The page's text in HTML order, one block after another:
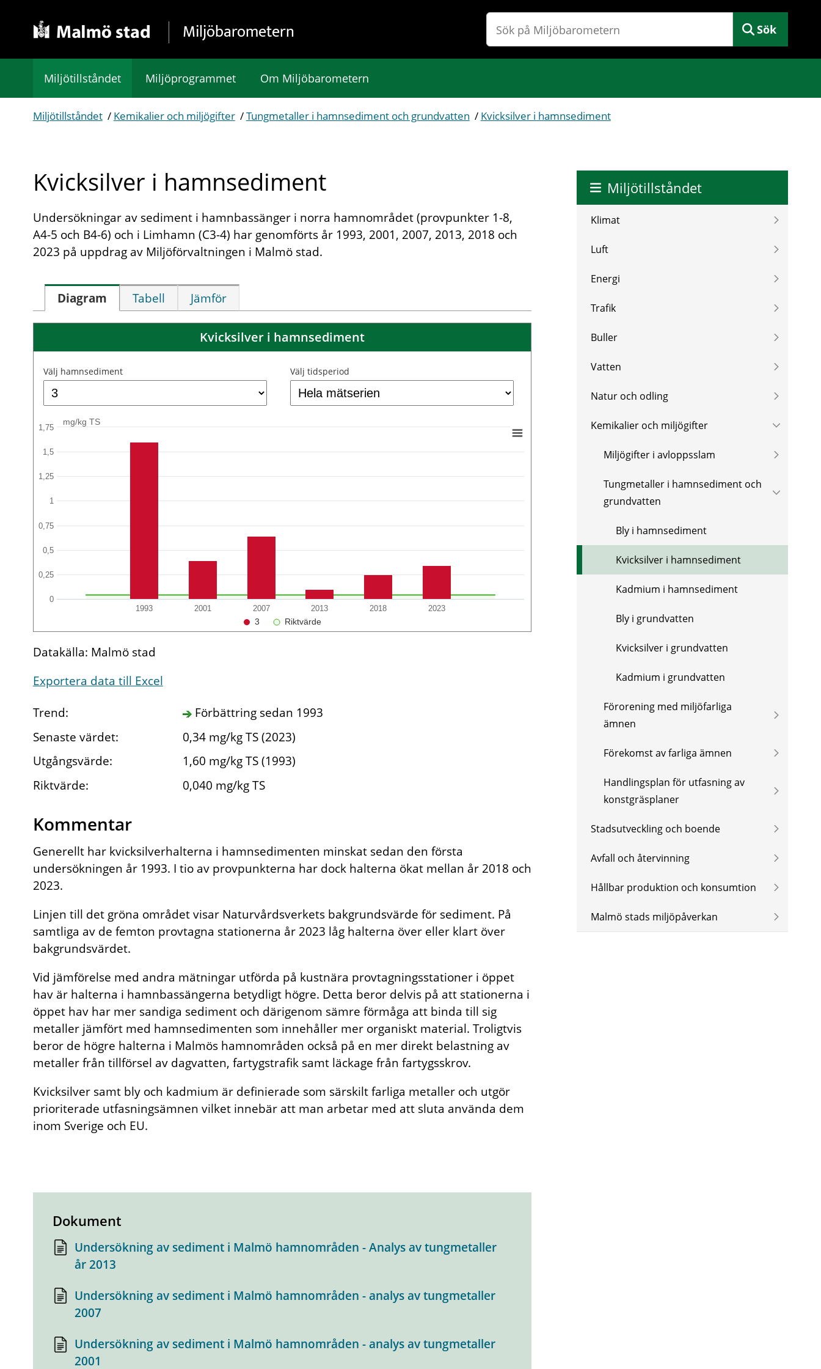
Miljöbarometern Sök
Miljötillståndet Miljöprogrammet Om Miljöbarometern
Miljötillståndet / Kemikalier och miljögifter /Tungmetaller i hamnsediment och grundvatten / Kvicksilver i hamnsediment
Kvicksilver i hamnsediment
Undersökningar av sediment i hamnbassänger i norra hamnområdet (provpunkter 1-8,
A4-5 och B4-6) och i Limhamn (C3-4) har genomförts år 1993, 2001, 2007, 2013, 2018 och
2023 på uppdrag av Miljöförvaltningen i Malmö stad.
Diagram Tabell Jämför
Kvicksilver i hamnsediment
Välj hamnsediment Välj tidsperiod
mg/kg TS
3 Riktvärde
1993 2001 2007 2013 2018 2023
0
0,25
0,5
0,75
1
1,25
1,5
1,75
Datakälla: Malmö stad
Exportera data till Excel
Trend:
Förbättring sedan 1993
Senaste värdet:
0,34 mg/kg TS (2023)
Utgångsvärde:
1,60 mg/kg TS (1993)
Riktvärde:
0,040 mg/kg TS
Kommentar
Generellt har kvicksilverhalterna i hamnsedimenten minskat sedan den första
undersökningen år 1993. I tio av provpunkterna har dock halterna ökat mellan år 2018 och
2023.
Linjen till det gröna området visar Naturvårdsverkets bakgrundsvärde för sediment. På
samtliga av de femton provtagna stationerna år 2023 låg halterna över eller klart över
bakgrundsvärdet.
Vid jämförelse med andra mätningar utförda på kustnära provtagningsstationer i öppet
hav är halterna i hamnbassängerna betydligt högre. Detta beror delvis på att stationerna i
öppet hav har mer sandiga sediment och därigenom sämre förmåga att binda till sig
metaller jämfört med hamnsedimenten som innehåller mer organiskt material. Troligtvis
beror de högre halterna i Malmös hamnområden också på en mer direkt belastning av
metaller från tillförsel av dagvatten, fartygstrafik samt läckage från fartygsskrov.
Kvicksilver samt bly och kadmium är definierade som särskilt farliga metaller och utgör
prioriterade utfasningsämnen vilket innebär att man arbetar med att sluta använda dem
inom Sverige och EU.
Dokument
Undersökning av sediment i Malmö hamnområden - Analys av tungmetaller
år 2013
Undersökning av sediment i Malmö hamnområden - analys av tungmetaller
2007
Undersökning av sediment i Malmö hamnområden - analys av tungmetaller
2001
Miljötillståndet
Klimat
Luft
Energi
Trafik
Buller
Vatten
Natur och odling
Kemikalier och miljögifter
Miljögifter i avloppsslam
Tungmetaller i hamnsediment och
grundvatten
Bly i hamnsediment
Kvicksilver i hamnsediment
Kadmium i hamnsediment
Bly i grundvatten
Kvicksilver i grundvatten
Kadmium i grundvatten
Förorening med miljöfarliga
ämnen
Förekomst av farliga ämnen
Handlingsplan för utfasning av
konstgräsplaner
Stadsutveckling och boende
Avfall och återvinning
Hållbar produktion och konsumtion
Malmö stads miljöpåverkan